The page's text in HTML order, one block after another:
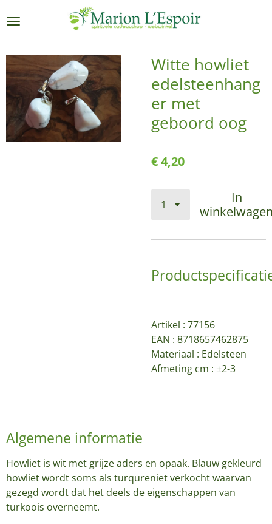
direct
de
hoofdinhoud
Witte howliet
edelsteenhang
er met
geboord oog
€ 4,20
In
Artikel : 77156
EAN : 8718657462875
Materiaal : Edelsteen
Afmeting cm : ±2-3
Algemene informatie
Howliet is wit met grijze aders en opaak. Blauw gekleurd
howliet wordt soms als turqureniet verkocht waarvan
gezegd wordt dat het deels de eigenschappen van
turkoois overneemt.